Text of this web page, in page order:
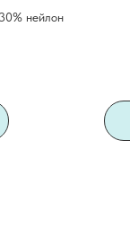
нейлон